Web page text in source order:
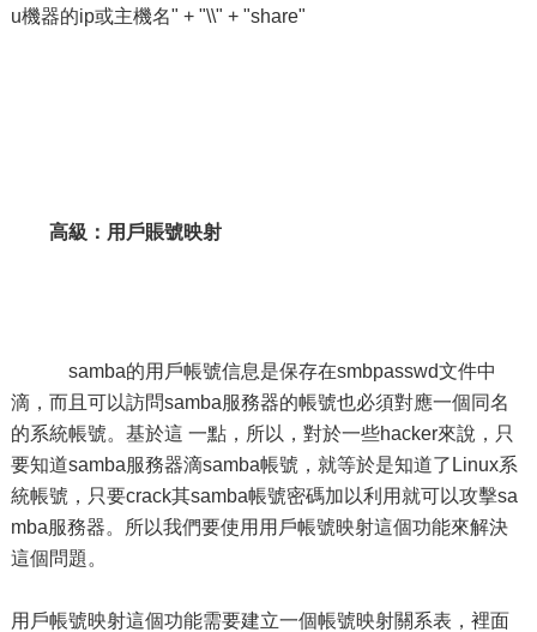
u機器的ip或主機名" + "\\" + "share"
高級：用戶賬號映射
samba的用戶帳號信息是保存在smbpasswd文件中
滴，而且可以訪問samba服務器的帳號也必須對應一個同名
的系統帳號。基於這 一點，所以，對於一些hacker來說，只
要知道samba服務器滴samba帳號，就等於是知道了Linux系
統帳號，只要crack其samba帳號密碼加以利用就可以攻擊sa
mba服務器。所以我們要使用用戶帳號映射這個功能來解決
這個問題。
用戶帳號映射這個功能需要建立一個帳號映射關系表，裡面